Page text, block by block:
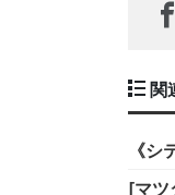
関
《
[マツ